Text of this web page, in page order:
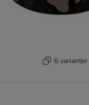
6 varianter